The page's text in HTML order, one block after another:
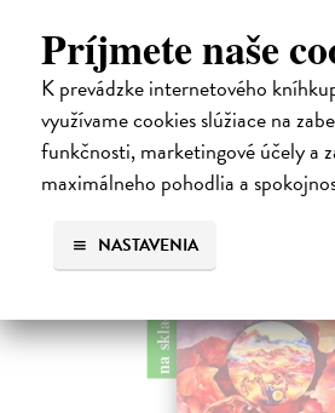
Príjmete naše
K prevádzke internetového
využívame cookies slúžiace na
funkčnosti, marketingové účely a
maximálneho pohodlia a
NASTAVENIA
Ďalšie z
na sklade